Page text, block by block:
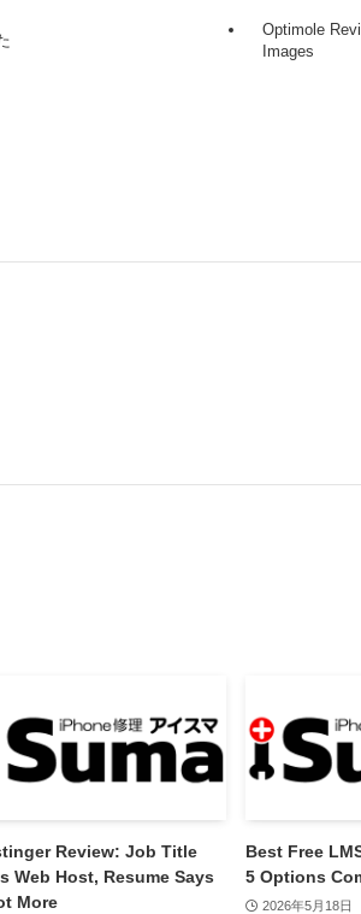
Optimole
Images
Review: Job Title
Web Host, Resume Says
More
Best Free
5 Options
2026年5月18日